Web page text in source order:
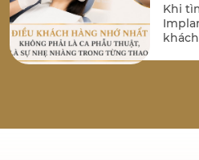
Đức
Khi
đến